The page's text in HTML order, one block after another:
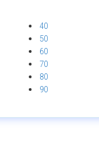
40
50
60
70
80
90